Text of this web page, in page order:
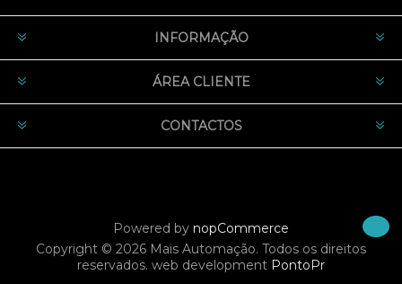
INFORMAÇÃO
ÁREA CLIENTE
CONTACTOS
Powered by nopCommerce
Copyright © 2026 Mais Automação. Todos os direitos
reservados. web development PontoPr